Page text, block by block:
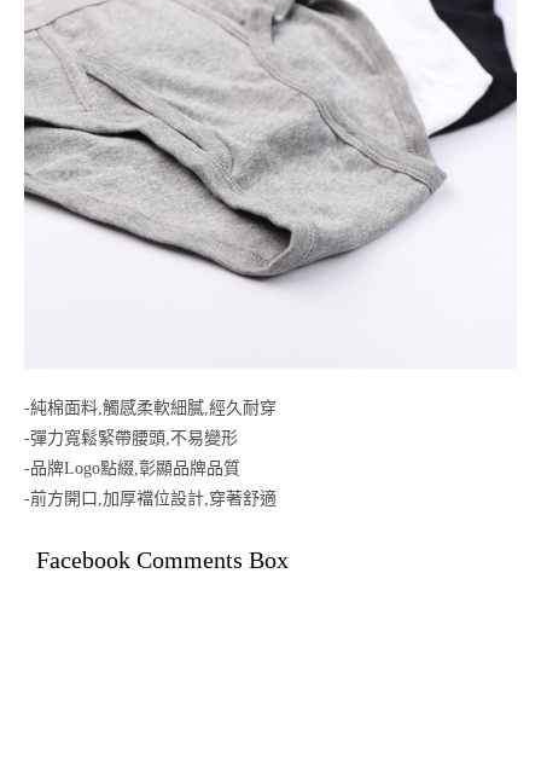
-純棉面料,觸感柔軟細膩,經久耐穿
-彈力寬鬆緊帶腰頭,不易變形
-品牌Logo點綴,彰顯品牌品質
-前方開口,加厚襠位設計,穿著舒適
Facebook Comments Box